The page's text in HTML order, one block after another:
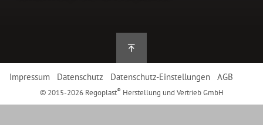
Impressum Datenschutz Datenschutz-Einstellungen AGB
© 2015-2026 Regoplast® Herstellung und Vertrieb GmbH